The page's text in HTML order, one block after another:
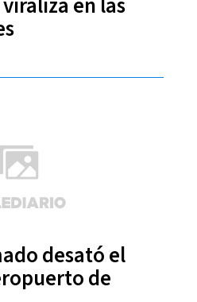
desató el
de